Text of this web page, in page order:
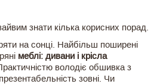
знати кілька корисних порад.
на сонці. Найбільш поширені
меблі: дивани і крісла
володіє обшивка з
зовні. Чи